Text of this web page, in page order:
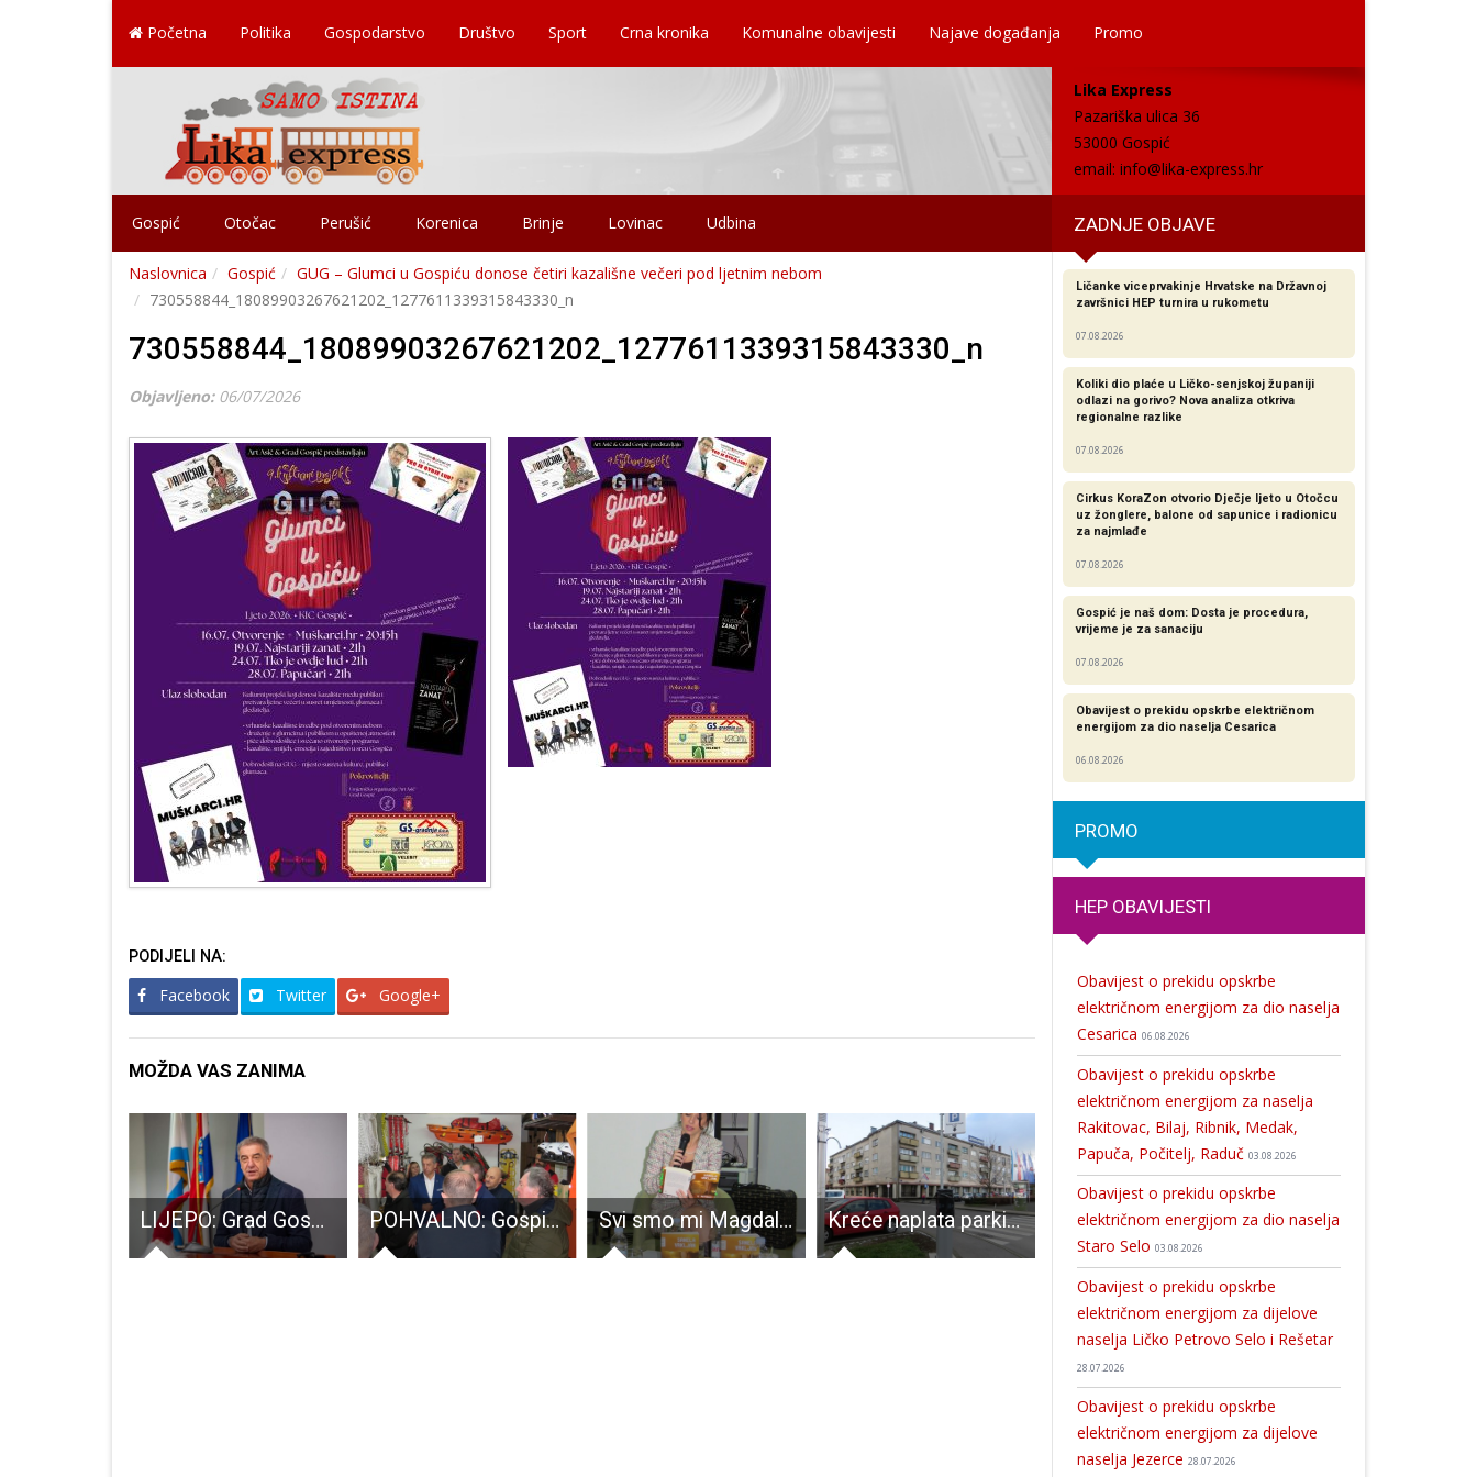
Početna Politika Gospodarstvo Društvo Sport Crna kronika Komunalne obavijesti Najave događanja Promo
Lika Express
Pazariška ulica 36
53000 Gospić
email: info@lika-express.hr
Gospić Otočac Perušić Korenica Brinje Lovinac Udbina ZADNJE OBJAVE
Naslovnica Gospić
GUG – Glumci u Gospiću donose četiri kazališne večeri pod ljetnim nebom
730558844_18089903267621202_1277611339315843330_n
730558844_18089903267621202_1277611339315843330_n
Objavljeno: 06/07/2026
PODIJELI NA:
Facebook Twitter Google+
MOŽDA VAS ZANIMA
LIJEPO: Grad Gospić i ove godine daje božićnice umirovljenicima, nezaposlenima i roditeljima djece s teškoćama u razvoju POHVALNO: Gospićki gorski spašavatelji na teren izlaze za svega 15 minuta od poziva Svi smo mi Magdalena Kreće naplata parkinga u Gospiću Kreće završna faza rekonstrukcije južnog lukobrana u Novalji
Ličanke viceprvakinje Hrvatske na Državnoj
završnici HEP turnira u rukometu
07.08.2026
Koliki dio plaće u Ličko-senjskoj županiji
odlazi na gorivo? Nova analiza otkriva
regionalne razlike​
07.08.2026
Cirkus KoraZon otvorio Dječje ljeto u Otočcu
uz žonglere, balone od sapunice i radionicu
za najmlađe
07.08.2026
Gospić je naš dom: Dosta je procedura,
vrijeme je za sanaciju
07.08.2026
Obavijest o prekidu opskrbe električnom
energijom za dio naselja Cesarica
06.08.2026
PROMO
HEP OBAVIJESTI
Obavijest o prekidu opskrbe
električnom energijom za dio naselja
Cesarica 06.08.2026
Obavijest o prekidu opskrbe
električnom energijom za naselja
Rakitovac, Bilaj, Ribnik, Medak,
Papuča, Počitelj, Raduč 03.08.2026
Obavijest o prekidu opskrbe
električnom energijom za dio naselja
Staro Selo 03.08.2026
Obavijest o prekidu opskrbe
električnom energijom za dijelove
naselja Ličko Petrovo Selo i Rešetar
28.07.2026
Obavijest o prekidu opskrbe
električnom energijom za dijelove
naselja Jezerce 28.07.2026